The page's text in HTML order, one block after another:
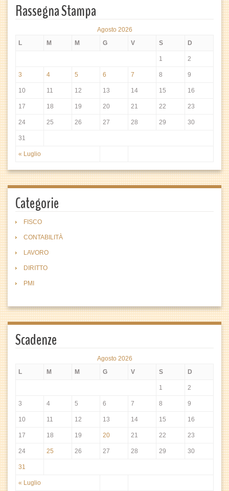
Rassegna Stampa
Agosto 2026
L
M M G V S D
« Luglio
1 2
3 4 5 6 7 8 9
10 11 12 13 14 15 16
17 18 19 20 21 22 23
24 25 26 27 28 29 30
31
Categorie
FISCO
CONTABILITÀ
LAVORO
DIRITTO
PMI
Scadenze
Agosto 2026
L
M M G V S D
« Luglio
1 2
3 4 5 6 7 8 9
10 11 12 13 14 15 16
17 18 19 20 21 22 23
24 25 26 27 28 29 30
31